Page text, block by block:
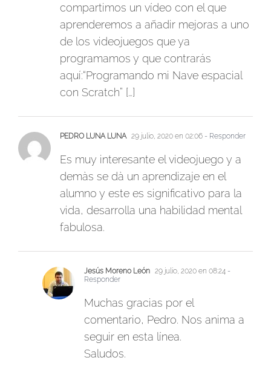
compartimos un vídeo con el que
aprenderemos a añadir mejoras a uno
de los videojuegos que ya
programamos y que contrarás
aquí:“Programando mi Nave espacial
con Scratch” […]
PEDRO LUNA LUNA 29 julio, 2020 en 02:06 - Responder
Es muy interesante el videojuego y a
demàs se dà un aprendizaje en el
alumno y este es significativo para la
vida, desarrolla una habilidad mental
fabulosa.
Jesús Moreno León 29 julio, 2020 en 08:24 -
Responder
Muchas gracias por el
comentario, Pedro. Nos anima a
seguir en esta línea.
Saludos.